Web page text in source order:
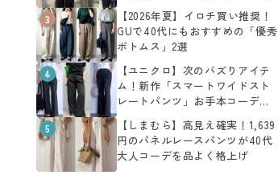
3
【2026年夏】イロチ買い推奨！
GUで40代にもおすすめの「優秀
ボトムス」2選
4
【ユニクロ】次のバズりアイテ
ム！新作「スマートワイドスト
レートパンツ」お手本コーデま
5
【しまむら】高見え確実！1,639
円のパネルレースパンツが40代
大人コーデを品よく格上げ